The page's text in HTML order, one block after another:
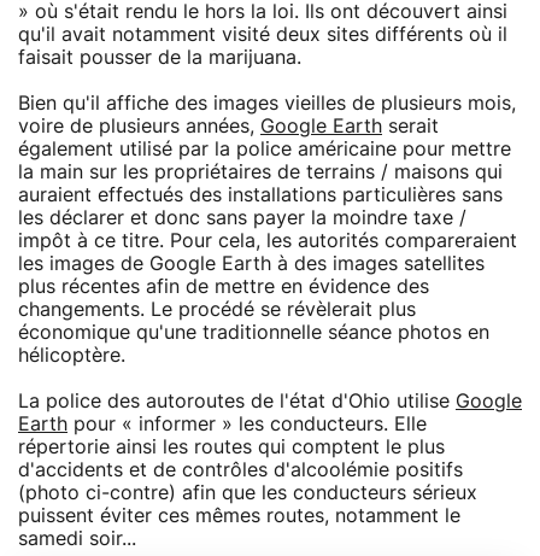
» où s'était rendu le hors la loi. Ils ont découvert ainsi
qu'il avait notamment visité deux sites différents où il
faisait pousser de la marijuana.
Bien qu'il affiche des images vieilles de plusieurs mois,
voire de plusieurs années, Google Earth serait
également utilisé par la police américaine pour mettre
la main sur les propriétaires de terrains / maisons qui
auraient effectués des installations particulières sans
les déclarer et donc sans payer la moindre taxe /
impôt à ce titre. Pour cela, les autorités compareraient
les images de Google Earth à des images satellites
plus récentes afin de mettre en évidence des
changements. Le procédé se révèlerait plus
économique qu'une traditionnelle séance photos en
hélicoptère.
La police des autoroutes de l'état d'Ohio utilise Google
Earth pour « informer » les conducteurs. Elle
répertorie ainsi les routes qui comptent le plus
d'accidents et de contrôles d'alcoolémie positifs
(photo ci-contre) afin que les conducteurs sérieux
puissent éviter ces mêmes routes, notamment le
samedi soir...